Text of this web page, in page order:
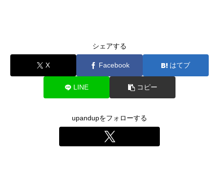
シェアする
X Facebook はてブ
LINE コピー
upandupをフォローする